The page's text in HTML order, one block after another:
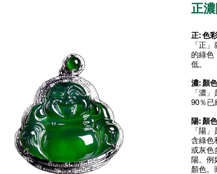
正
正: 色
「正
的綠色
低。
濃: 顏
「濃
90％已
陽: 顏
「陽
含綠色
或灰色
陽。例
顏色。